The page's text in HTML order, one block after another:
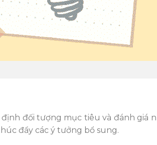
định đối tượng mục tiêu và đánh giá
đẩy các ý tưởng bổ sung.